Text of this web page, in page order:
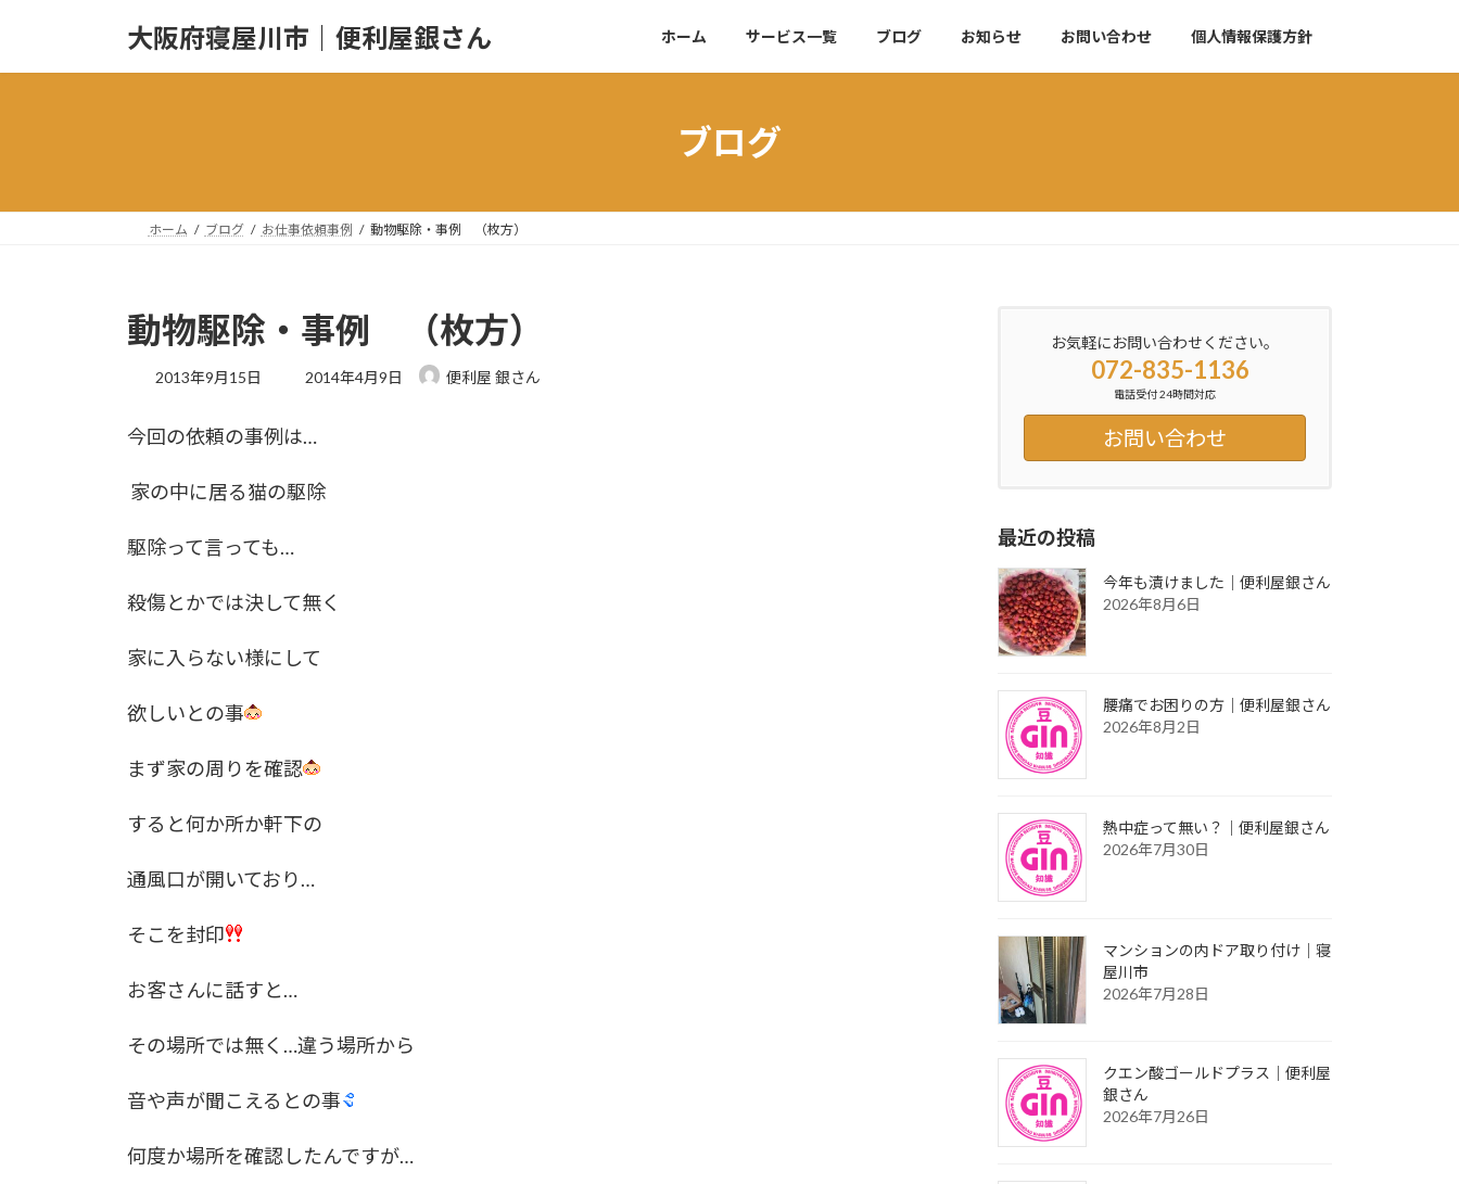
大阪府寝屋川市｜便利屋銀さん ホーム サービス一覧 ブログ お知らせ お問い合わせ 個人情報保護方針
ブログ
ホーム ブログ お仕事依頼事例 動物駆除・事例 （枚方）
動物駆除・事例 （枚方）
2013年9月15日
最
新
時
:
2014年4月9日 便利屋 銀さん
今回の依頼の事例は…
家の中に居る猫の駆除
駆除って言っても…
殺傷とかでは決して無く
家に入らない様にして
欲しいとの事
まず家の周りを確認
すると何か所か軒下の
通風口が開いており…
そこを封印
お客さんに話すと…
その場所では無く…違う場所から
音や声が聞こえるとの事
何度か場所を確認したんですが…
お気軽にお問い合わせください。
072-835-1136
電話受付 24時間対応
お問い合わせ
最近の投稿
今年も漬けました｜便利屋銀さん
2026年8月6日
腰痛でお困りの方｜便利屋銀さん
2026年8月2日
熱中症って無い？｜便利屋銀さん
2026年7月30日
マンションの内ドア取り付け｜寝
屋川市
2026年7月28日
クエン酸ゴールドプラス｜便利屋
銀さん
2026年7月26日